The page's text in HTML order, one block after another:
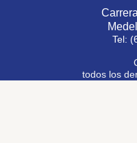
Tel:
todos los